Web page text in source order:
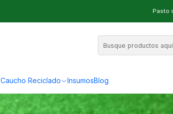
Caucho Reciclado InsumosBlog
Pasto
7mm - Patios Interiores Con Pasto Sintético -